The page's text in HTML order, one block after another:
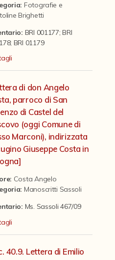
: Fotografie e
Brighetti
BRI 001177; BRI
BRI 01179
di don Angelo
parroco di San
di Castel del
(oggi Comune di
Marconi), indirizzata
Giuseppe Costa in
Costa Angelo
: Manoscritti Sassoli
Ms. Sassoli 467/09
40.9. Lettera di Emilio